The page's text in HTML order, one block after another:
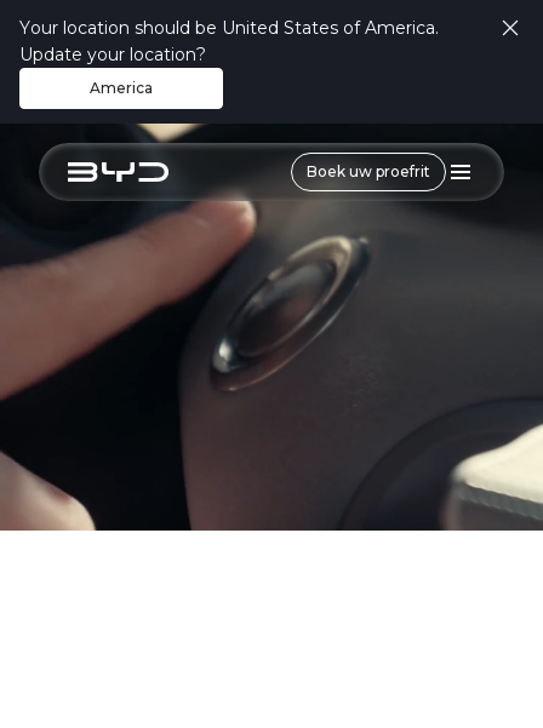
Your location should be United States of America.
Update your location?
America
Boek uw proefrit
Exterieur Interieur